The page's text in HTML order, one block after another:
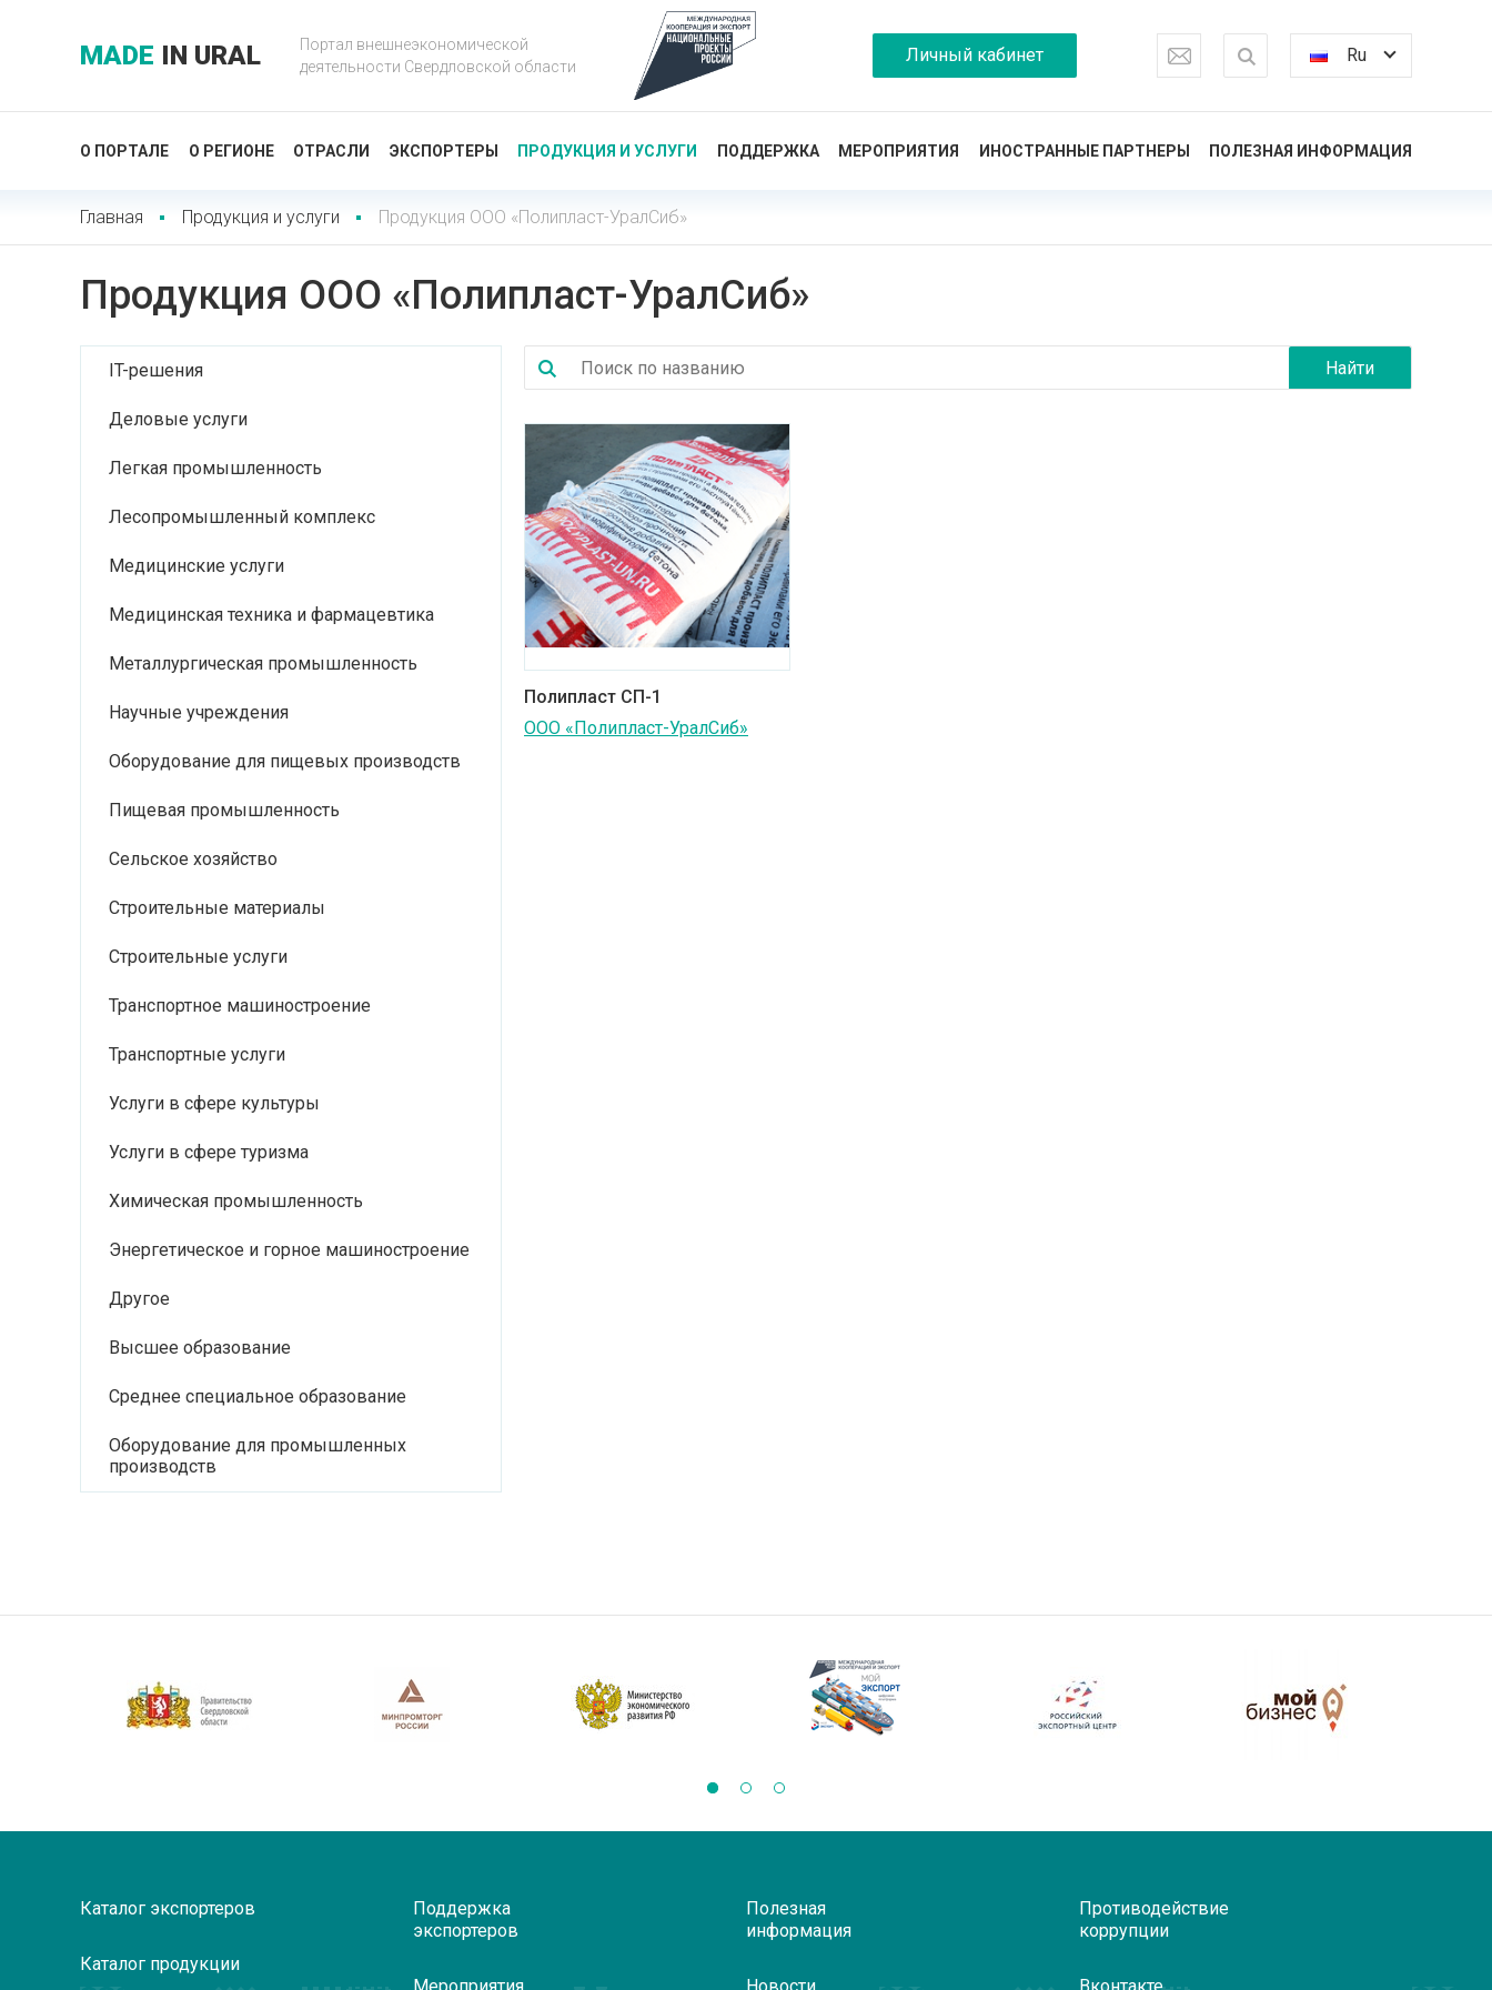
MADE IN URAL
Портал внешнеэкономической
деятельности Свердловской области
Личный кабинет Ru
О ПОРТАЛЕ О РЕГИОНЕ ОТРАСЛИ ЭКСПОРТЕРЫ ПРОДУКЦИЯ И УСЛУГИ ПОДДЕРЖКА МЕРОПРИЯТИЯ ИНОСТРАННЫЕ ПАРТНЕРЫ ПОЛЕЗНАЯ ИНФОРМАЦИЯ
Главная Продукция и услуги Продукция ООО «Полипласт-УралСиб»
Продукция ООО «Полипласт-УралСиб»
IT-решения
Деловые услуги
Легкая промышленность
Лесопромышленный комплекс
Медицинские услуги
Медицинская техника и фармацевтика
Металлургическая промышленность
Научные учреждения
Оборудование для пищевых производств
Пищевая промышленность
Сельское хозяйство
Строительные материалы
Строительные услуги
Транспортное машиностроение
Транспортные услуги
Услуги в сфере культуры
Услуги в сфере туризма
Химическая промышленность
Энергетическое и горное машиностроение
Другое
Высшее образование
Среднее специальное образование
Оборудование для промышленных
производств
Полипласт СП-1
ООО «Полипласт-УралСиб»
Каталог экспортеров
Каталог продукции
Поддержка
экспортеров
Полезная
информация
Противодействие
коррупции